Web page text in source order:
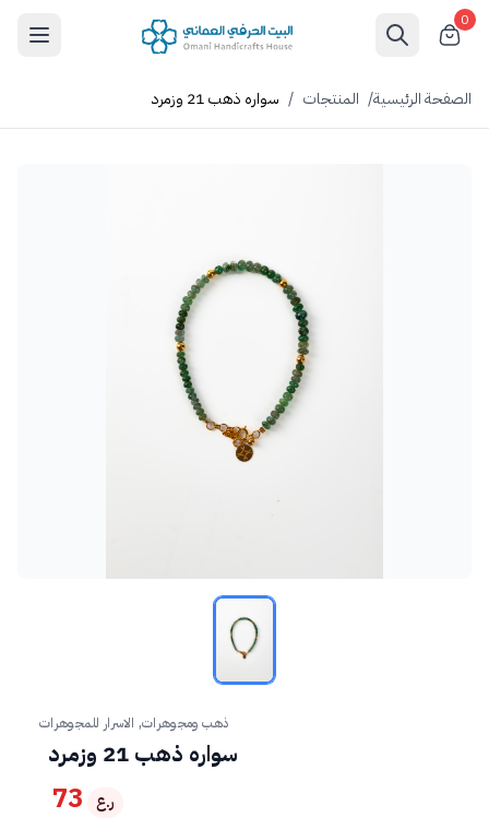
0
الصفحة الرئيسية/ المنتجات / سواره ذهب 21 وزمرد
ذهب ومجوهرات, الاسرار للمجوهرات
سواره ذهب 21 وزمرد
73 ر.ع